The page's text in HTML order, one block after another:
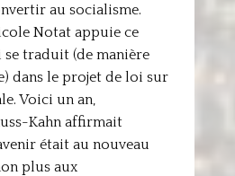
au socialisme.
Notat appuie ce
traduit (de manière
dans le projet de loi sur
Voici un an,
Kahn affirmait
était au nouveau
plus aux